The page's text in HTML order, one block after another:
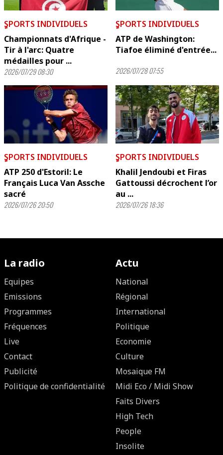
ٍSPORTS INDIVIDUELS
Championnats d'Afrique -
Tir à l'arc: Quatre
médailles pour ...
2026/07/29 08:30
ٍSPORTS INDIVIDUELS
ATP de Washington:
Tiafoe éliminé d'entrée...
2026/07/28 07:55
ٍSPORTS INDIVIDUELS
ATP 250 d'Estoril: Le
Français Luca Van Assche
sacré
2026/07/26 20:50
ٍSPORTS INDIVIDUELS
Khalil Jendoubi et Firas
Gattoussi décrochent l’or
au ...
2026/07/26 18:36
La radio
Equipes
Emissions
Programmes
Fréquences
Live
Contact
Publicité
Politique de confidentialité
Actu
National
Régional
International
Politique
Economie
Culture
Mosaique FM
Midi Eco / Midi Show
Faits Divers
High Tech
People
Insolite